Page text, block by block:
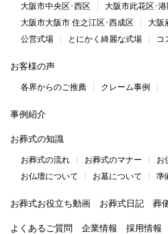
大阪市中央区･西区
大阪市此花区･
大阪市大阪市 住之江区･西成区
大阪
公営式場
とにかく綺麗な式場 コ
お客様の声
各界からのご推薦 クレーム事例
事例紹介
お葬式の知識
お葬式の流れ お葬式のマナー
お
お仏壇について
お墓について 準
お葬式お役立ち動画 お葬式日記 葬
よくあるご質問 企業情報 採用情報